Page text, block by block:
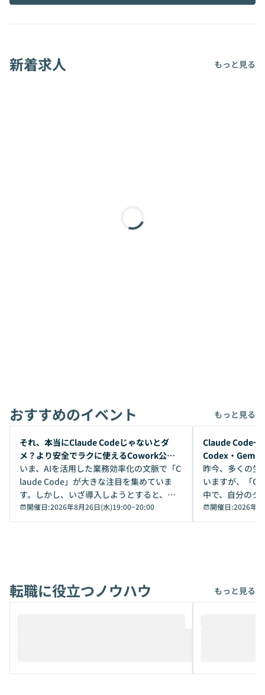
新着求人 もっと見る
おすすめのイベント もっと見る
開催前
それ、本当にClaude Codeじゃないとダ
メ？より安全でラクに使えるCowork公開
デモ
いま、AIを活用した業務効率化の文脈で「C
laude Code」が大きな注目を集めていま
す。しかし、いざ導入しようとすると、セ
キュリティ面の懸念や権限管理のハードル
から、気軽に使えないケースも多いのでは
けでなく、想像以上の範囲まで自動化でき
ることは、まだあまり知られていません。
メルカリでの判断基準をもとに「なぜClau
開催日:2026年8月26日(水)19:00~20:00
開催前
Claude Code一
Codex・
昨今、多くの生
いますが、「
中で、自分のタ
いいのか」を自
か？ 「なんとなく誰かが良いと言っていた
は、評判では
ているAIを選ぶこ
それぞれの本当
開催日:2026年8
転職に役立つノウハウ もっと見る